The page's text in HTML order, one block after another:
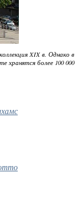
XIX в. Однако в
хранятся более 100 000